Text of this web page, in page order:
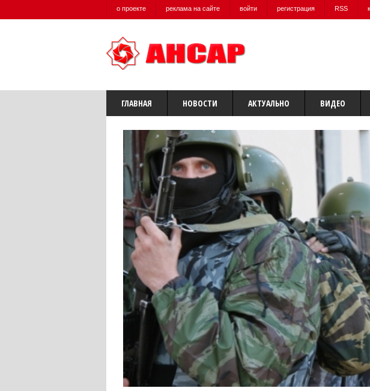
о проекте реклама на сайте войти регистрация RSS
ГЛАВНАЯ НОВОСТИ АКТУАЛЬНО ВИДЕО